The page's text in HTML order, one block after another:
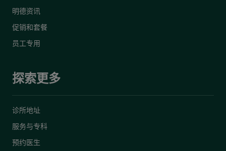
明德资讯
促销和套餐
员工专用
探索更多
诊所地址
服务与专科
预约医生